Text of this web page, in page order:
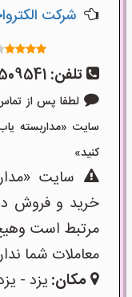
شرکت
تلفن:
لطفا پس از
کنید»
سایت
خرید و فروش
مرتبط است
معاملات شما
مکان: یزد -